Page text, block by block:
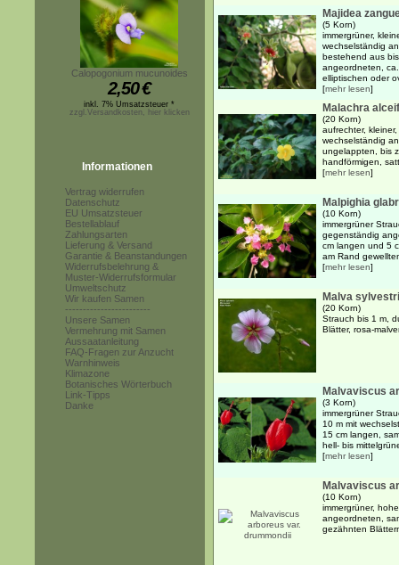
Calopogonium mucunoides
2,50€
inkl. 7% Umsatzsteuer *
zzgl.Versandkosten, hier klicken
Informationen
Vertrag widerrufen
Datenschutz
EU Umsatzsteuer
Bestellablauf
Zahlungsarten
Lieferung & Versand
Garantie & Beanstandungen
Widerrufsbelehrung &
Muster-Widerrufsformular
Umweltschutz
Wir kaufen Samen
------------------------
Unsere Samen
Vermehrung mit Samen
Aussaatanleitung
FAQ-Fragen zur Anzucht
Warnhinweis
Klimazone
Botanisches Wörterbuch
Link-Tipps
Danke
Majidea
(5 Korn)
immergrüner,
wechselständig
bestehend aus
angeordneten,
elliptischen oder
[mehr lesen]
Malachra
(20 Korn)
aufrechter,
wechselständig
ungelappten, bis
handförmigen,
[mehr lesen]
Malpighia
(10 Korn)
immergrüner
gegenständig
cm langen und 5
am Rand
[mehr lesen]
Malva
(20 Korn)
Strauch bis 1 m,
Blätter, rosa-
Malvaviscus
(3 Korn)
immergrüner
10 m mit
15 cm langen,
hell- bis
[mehr lesen]
Malvaviscus
(10 Korn)
immergrüner,
angeordneten,
gezähnten